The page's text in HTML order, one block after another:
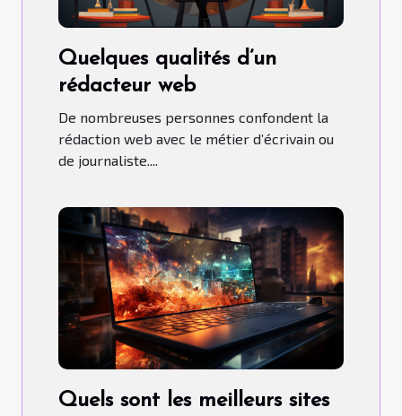
Quelques qualités d’un
rédacteur web
De nombreuses personnes confondent la
rédaction web avec le métier d’écrivain ou
de journaliste....
Quels sont les meilleurs sites